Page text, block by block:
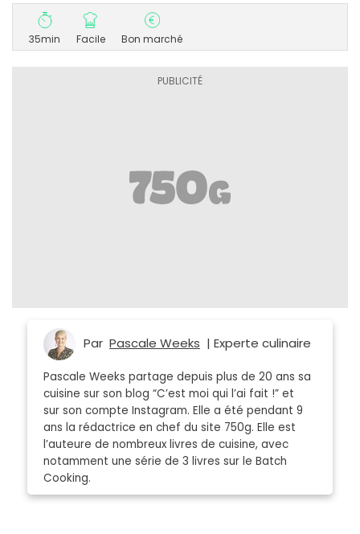
35min Facile Bon marché
Par Pascale Weeks | Experte culinaire
Pascale Weeks partage depuis plus de 20 ans sa
cuisine sur son blog “C’est moi qui l’ai fait !” et
sur son compte Instagram. Elle a été pendant 9
ans la rédactrice en chef du site 750g. Elle est
l’auteure de nombreux livres de cuisine, avec
notamment une série de 3 livres sur le Batch
Cooking.